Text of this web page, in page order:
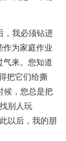
我必须钻进
作为家庭作业
气来。您知道
把它们给撕
候，您总是把
别人玩
以后，我的朋